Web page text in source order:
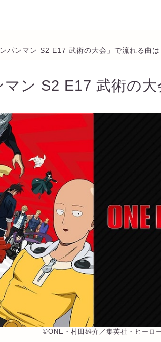
ンパンマン S2 E17 武術の大会」で流れる曲は
マン S2 E17 武術の
©︎ONE・村田雄介／集英社・ヒーロ